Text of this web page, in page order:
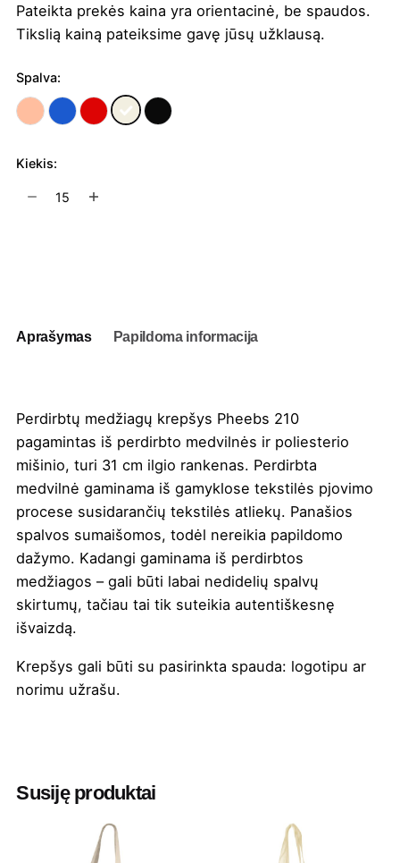
Pateikta prekės kaina yra orientacinė, be spaudos.
Tikslią kainą pateiksime gavę jūsų užklausą.
Spalva:
Kiekis:
produkto
g/m²,
Aprašymas Papildoma informacija
Perdirbtų medžiagų krepšys Pheebs 210
pagamintas iš perdirbto medvilnės ir poliesterio
mišinio, turi 31 cm ilgio rankenas. Perdirbta
medvilnė gaminama iš gamyklose tekstilės pjovimo
procese susidarančių tekstilės atliekų. Panašios
spalvos sumaišomos, todėl nereikia papildomo
dažymo. Kadangi gaminama iš perdirbtos
medžiagos – gali būti labai nedidelių spalvų
skirtumų, tačiau tai tik suteikia autentiškesnę
išvaizdą.
Krepšys gali būti su pasirinkta spauda: logotipu ar
norimu užrašu.
Aukštis 36
51
Susiję produktai